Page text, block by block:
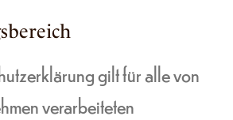
gilt für alle von
verarbeiteten